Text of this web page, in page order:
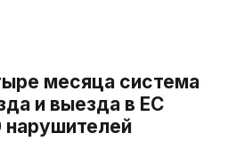
месяца система
и выезда в ЕС